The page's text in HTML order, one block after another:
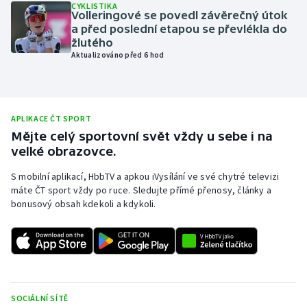
Plavání
Plážový volejbal
Rychlostní kanoistika
Short track
Sportovní střelba
Stolní tenis
Triatlon
CYKLISTIKA
Volleringové se povedl závěrečný útok
a před poslední etapou se převlékla do
žlutého
Aktualizováno před 6 hod
APLIKACE ČT SPORT
Mějte celý sportovní svět vždy u sebe i na
velké obrazovce.
S mobilní aplikací, HbbTV a apkou iVysílání ve své chytré televizi
máte ČT sport vždy po ruce. Sledujte přímé přenosy, články a
bonusový obsah kdekoli a kdykoli.
SOCIÁLNÍ SÍTĚ